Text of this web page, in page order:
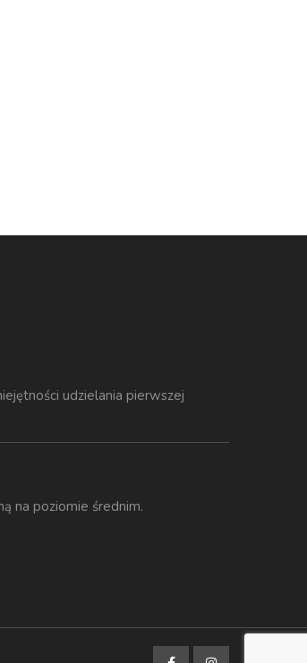
udzielania pierwszej
na poziomie średnim.